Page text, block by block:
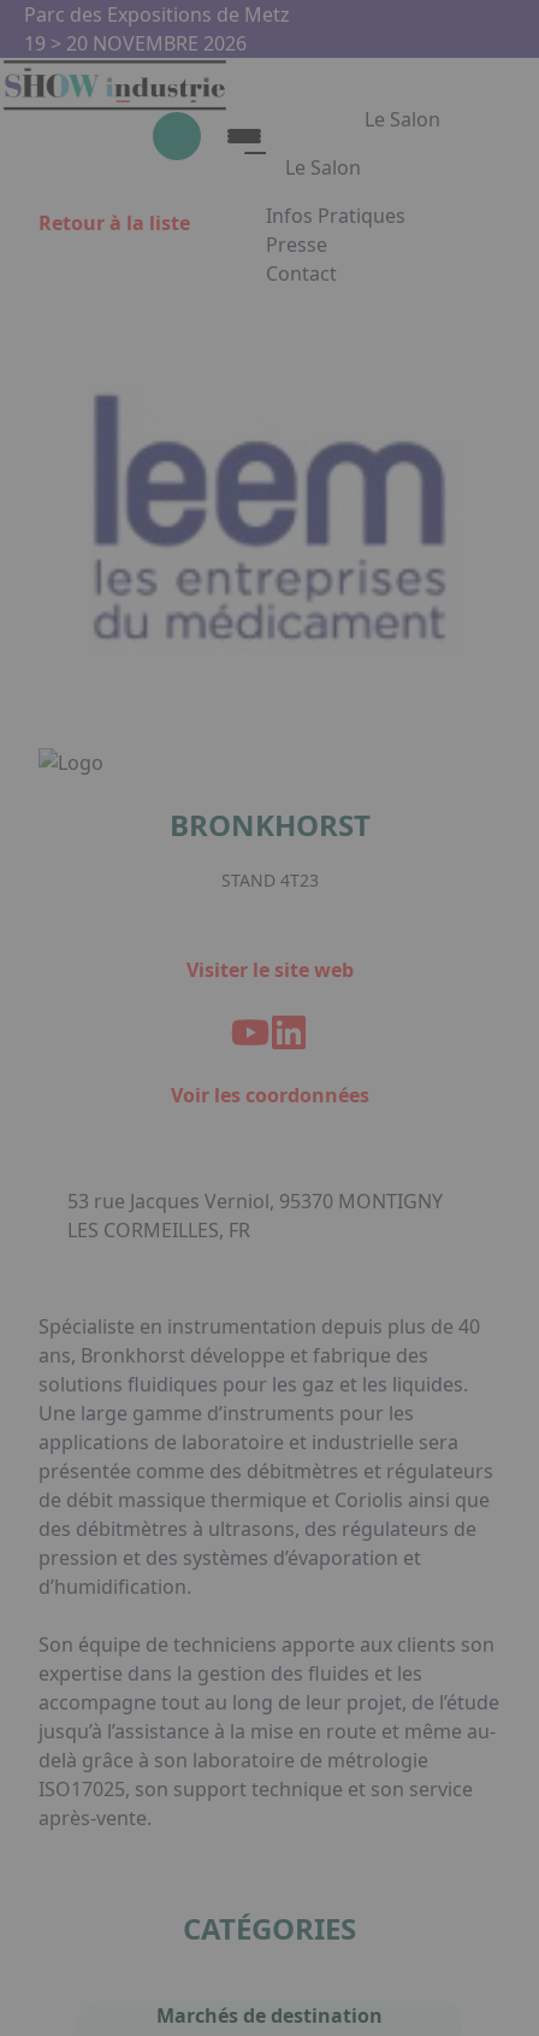
Aller au contenu principal
Parc des Expositions de Metz
19 > 20 NOVEMBRE 2026
Le Salon
Le Salon
Le Salon
Show Industrie
Infos Pratiques
Presse
Contact
Retour à la liste
BRONKHORST
STAND 4T23
Visiter le site web
Voir les coordonnées
53 rue Jacques Verniol, 95370 MONTIGNY
LES CORMEILLES, FR
Spécialiste en instrumentation depuis plus de 40
ans, Bronkhorst développe et fabrique des
solutions fluidiques pour les gaz et les liquides.
Une large gamme d’instruments pour les
applications de laboratoire et industrielle sera
présentée comme des débitmètres et régulateurs
de débit massique thermique et Coriolis ainsi que
des débitmètres à ultrasons, des régulateurs de
pression et des systèmes d’évaporation et
d’humidification.
Son équipe de techniciens apporte aux clients son
expertise dans la gestion des fluides et les
accompagne tout au long de leur projet, de l’étude
jusqu’à l’assistance à la mise en route et même au-
delà grâce à son laboratoire de métrologie
ISO17025, son support technique et son service
après-vente.
CATÉGORIES
Marchés de destination
Panneau de gestion des cookies